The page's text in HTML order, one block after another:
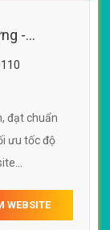
-
đạt chuẩn
ưu tốc độ
WEBSITE